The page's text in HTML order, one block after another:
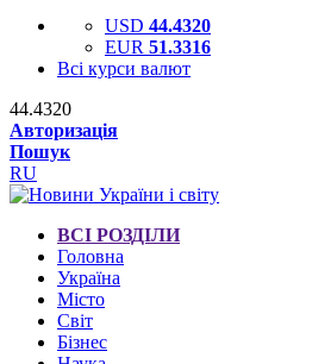
USD 44.4320
EUR 51.3316
Всі курси валют
44.4320
Авторизація
Пошук
RU
ВСІ РОЗДІЛИ
Головна
Україна
Місто
Світ
Бізнес